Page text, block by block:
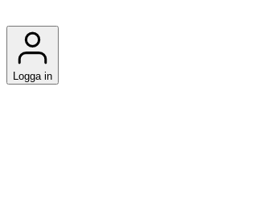
Logga in